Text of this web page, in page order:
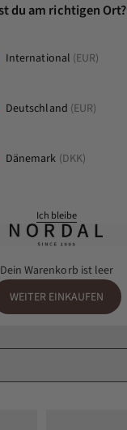
du am richtigen Ort?
International (EUR)
Deutschland (EUR)
Dänemark (DKK)
Ich bleibe
nordal.com
Dein Warenkorb ist leer
WEITER EINKAUFEN